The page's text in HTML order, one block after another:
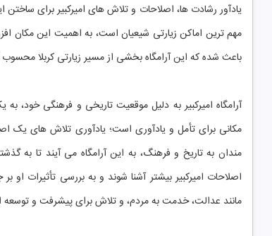
یادآور رشادت‌ ها، اصلاحات و تلاش ‌های امیرکبیر برای ساختن
مهم ‌ترین اماکن زیارتی شیعیان است، به اهمیت این مکان
باعث شده که این آرامگاه بخشی از مسیر زیارتی کربلا
آرامگاه امیرکبیر به دلیل موقعیت تاریخی و فرهنگی خود،
مکانی برای تأمل و یادآوری است؛ یادآوری تلاش ‌های یک
‌مندان به تاریخ و فرهنگ، به این آرامگاه می ‌آیند تا به
اصلاحات امیرکبیر بیشتر آشنا شوند و به بررسی تأثیرات او
مانند عدالت، خدمت به مردم، و تلاش برای پیشرفت و توسعه